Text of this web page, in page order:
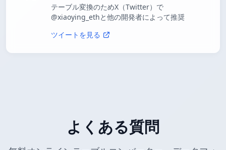
テーブル変換のためX（Twitter）で
@xiaoying_ethと他の開発者によって推奨
ツイートを見る
よくある質問